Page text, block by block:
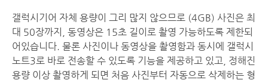
갤럭시기어 자체 용량이 그리 많지 않으므로 (4GB) 사진은 최
대 50장까지, 동영상은 15초 길이로 촬영 가능하도록 제한되
어있습니다. 물론 사진이나 동영상을 촬영함과 동시에 갤럭시
노트3로 바로 전송할 수 있도록 기능을 제공하고 있고, 정해진
용량 이상 촬영하게 되면 처음 사진부터 자동으로 삭제하는 형